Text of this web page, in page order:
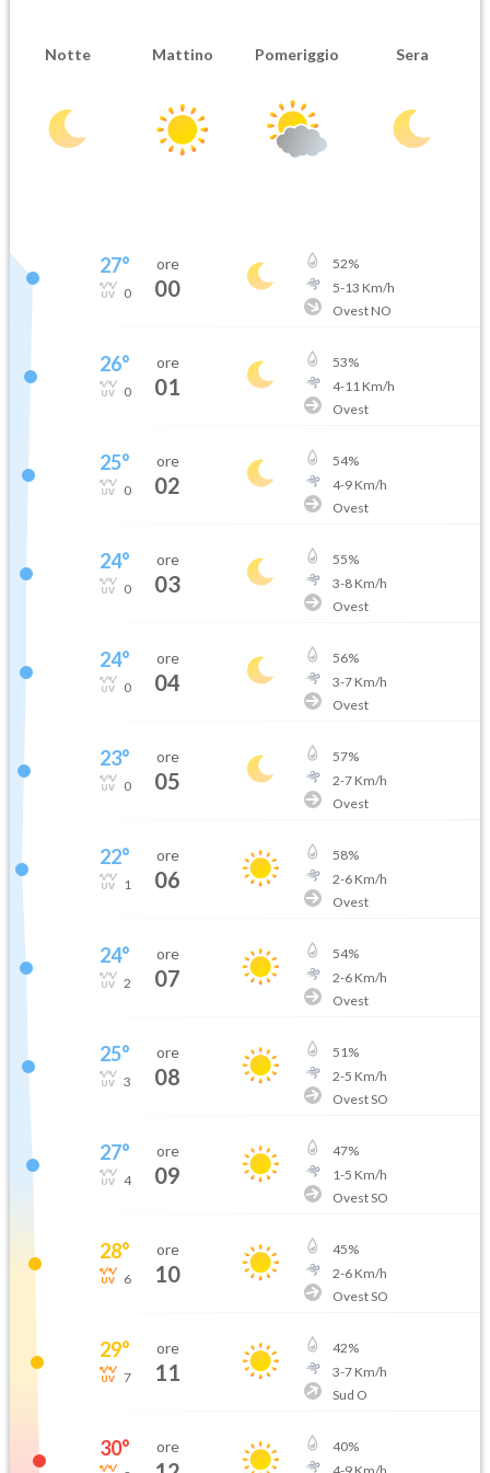
Notte Mattino Pomeriggio Sera
27°
0
ore
00
52%
5-13 Km/h
Ovest NO
26°
0
ore
01
53%
4-11 Km/h
Ovest
25°
0
ore
02
54%
4-9Km/h
Ovest
24°
0
ore
03
55%
3-8Km/h
Ovest
24°
0
ore
04
56%
3-7Km/h
Ovest
23°
0
ore
05
57%
2-7Km/h
Ovest
22°
1
ore
06
58%
2-6Km/h
Ovest
24°
2
ore
07
54%
2-6Km/h
Ovest
25°
3
ore
08
51%
2-5 Km/h
Ovest SO
27°
4
ore
09
47%
1-5 Km/h
Ovest SO
28°
6
ore
10
45%
2-6Km/h
Ovest SO
29°
7
ore
11
42%
3-7Km/h
Sud O
30° ore 40%